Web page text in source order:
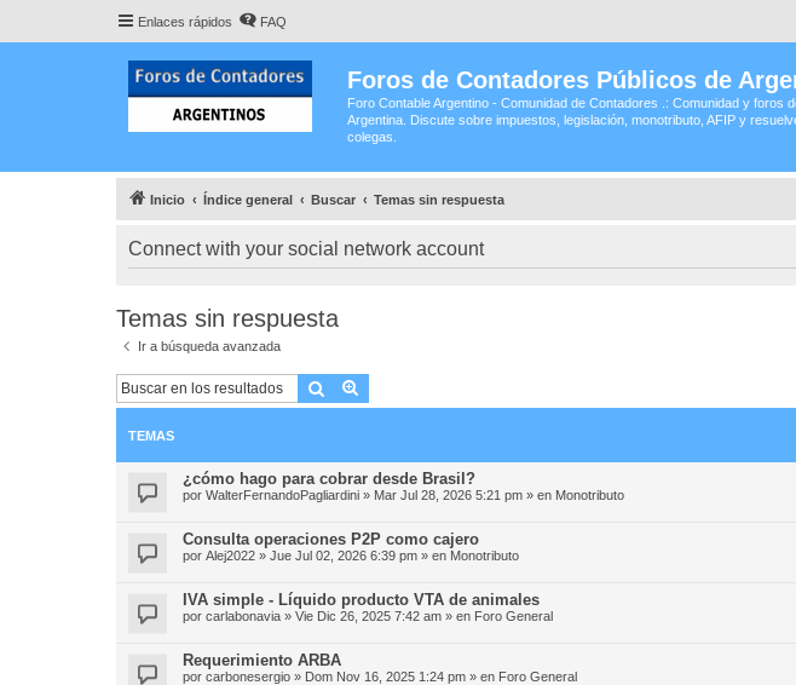
Enlaces rápidos FAQ
Foros de Contadores Públicos de
Foro Contable Argentino - Comunidad de Contadores .: Comunidad y foros
Argentina. Discute sobre impuestos, legislación, monotributo, AFIP y
colegas.
Inicio Índice general Buscar Temas sin respuesta
Connect with your social network account
Temas sin respuesta
Ir a búsqueda avanzada
Buscar
TEMAS
¿cómo hago para cobrar desde Brasil?
por WalterFernandoPagliardini » Mar Jul 28, 2026 5:21 pm » en Monotributo
Consulta operaciones P2P como cajero
por Alej2022 » Jue Jul 02, 2026 6:39 pm » en Monotributo
IVA simple - Líquido producto VTA de animales
por carlabonavia » Vie Dic 26, 2025 7:42 am » en Foro General
Requerimiento ARBA
por carbonesergio » Dom Nov 16, 2025 1:24 pm » en Foro General